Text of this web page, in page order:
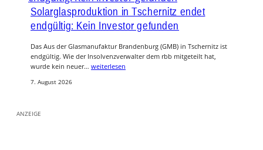
Solarglasproduktion in Tschernitz endet
endgültig: Kein Investor gefunden
Das Aus der Glasmanufaktur Brandenburg (GMB) in Tschernitz ist
endgültig. Wie der Insolvenzverwalter dem rbb mitgeteilt hat,
wurde kein neuer… weiterlesen
7. August 2026